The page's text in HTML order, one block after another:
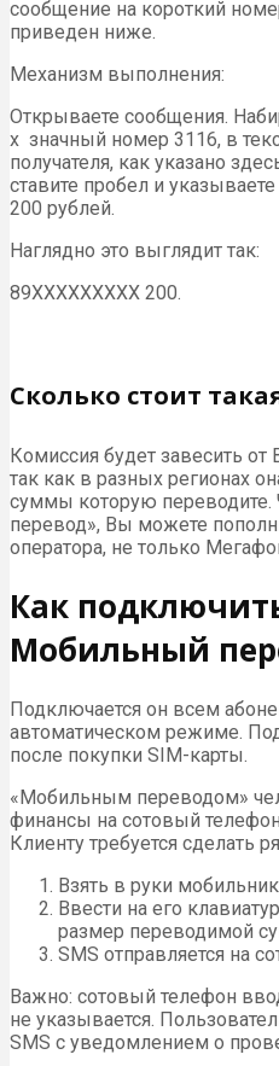
сообщение на короткий
приведен ниже.
Механизм выполнения:
Открываете сообщения.
х значный номер 3116, в
получателя, как указано
ставите пробел и
200 рублей.
Наглядно это выглядит так:
89ХХХХХХХХХ 200.
Сколько стоит
Комиссия будет завесить
так как в разных регионах
суммы которую переводите.
перевод», Вы можете
оператора, не только
Как
Мобильный
Подключается он всем
автоматическом режиме.
после покупки SIM-карты.
«Мобильным переводом»
финансы на сотовый
Клиенту требуется сделать
Взять в руки
Ввести на его
размер переводимой
SMS отправляется на
Важно: сотовый телефон
не указывается.
SMS с уведомлением о